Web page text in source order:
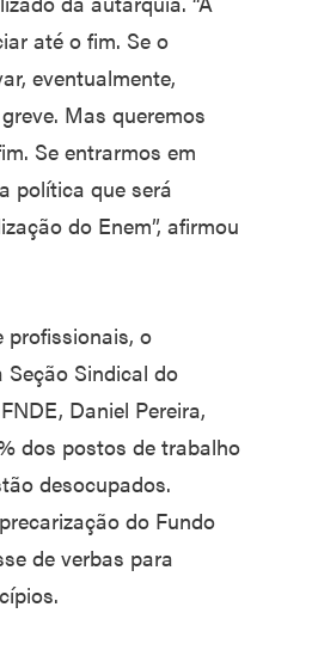
até o fim. Se o
eventualmente,
Mas queremos
Se entrarmos em
política que será
do Enem”, afirmou
profissionais, o
Sindical do
Daniel Pereira,
dos postos de trabalho
desocupados.
do Fundo
de verbas para